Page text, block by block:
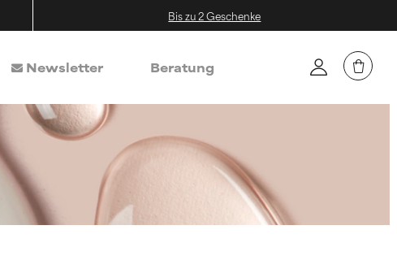
Bis zu 2 Geschenke
Newsletter Beratung